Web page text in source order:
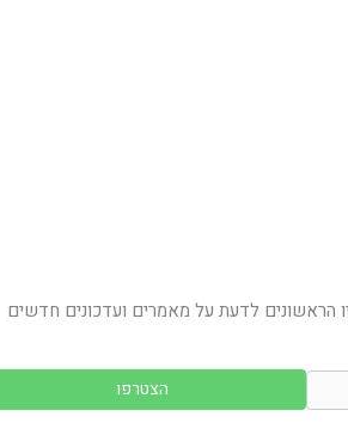
הראשונים לדעת על מאמרים ועדכונים חדשים